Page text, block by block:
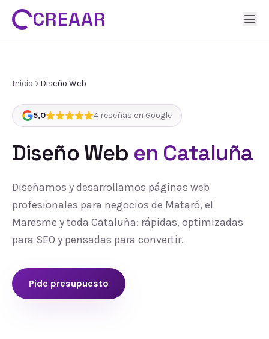
CREAAR
Inicio Diseño Web
5,0 4 reseñas en Google
Diseño Web en Cataluña
Diseñamos y desarrollamos páginas web
profesionales para negocios de Mataró, el
Maresme y toda Cataluña: rápidas, optimizadas
para SEO y pensadas para convertir.
Pide presupuesto